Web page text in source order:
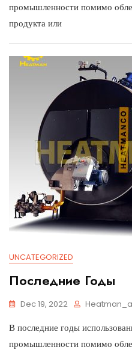
промышленности помимо
продукта или
UNCATEGORIZED
Последние Годы
Dec 19, 2022
В последние годы
промышленности помимо